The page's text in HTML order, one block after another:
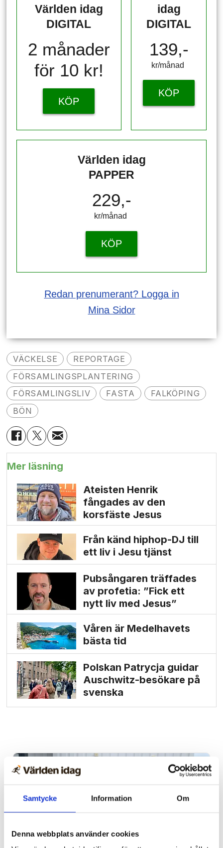
Samtycke Information Om
Denna webbplats använder cookies
Världen idag
DIGITAL
2 månader
för 10 kr!
KÖP
idag
DIGITAL
139,-
kr/månad ​​​​​​
KÖP
Världen idag
PAPPER
229,-
kr/månad ​​​​​​
KÖP
Redan prenumerant? Logga in
Mina Sidor
VÄCKELSE
REPORTAGE
FÖRSAMLINGSPLANTERING
FÖRSAMLINGSLIV
FASTA
FALKÖPING
BÖN
Mer läsning
Ateisten Henrik
fångades av den
korsfäste Jesus
Från känd hiphop-DJ till
ett liv i Jesu tjänst
Pubsångaren träffades
av profetia: ”Fick ett
nytt liv med Jesus”
Våren är Medelhavets
bästa tid
Polskan Patrycja guidar
Auschwitz-besökare på
svenska